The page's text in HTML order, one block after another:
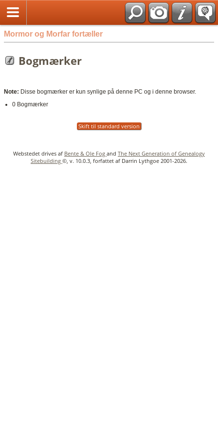
Mormor og Morfar fortæller
Bogmærker
Note: Disse bogmærker er kun synlige på denne PC og i denne browser.
0 Bogmærker
Skift til standard version
Webstedet drives af Bente & Ole Fog and The Next Generation of Genealogy
Sitebuilding ©, v. 10.0.3, forfattet af Darrin Lythgoe 2001-2026.